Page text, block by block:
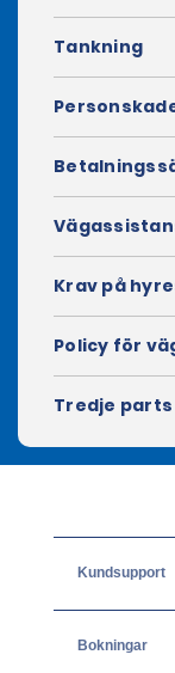
Tankning
Krav på
Policy för
Tredje
Kundsupport
Bokningar